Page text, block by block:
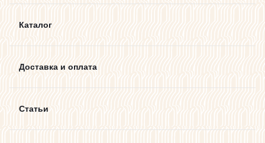
Каталог
Доставка и оплата
Статьи